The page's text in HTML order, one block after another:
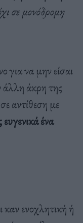
σε μονόδρομη
για να μην είσαι
άλλη άκρη της
αντίθεση με
ένα
ενοχλητική ή